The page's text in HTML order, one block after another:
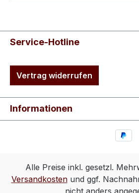
Service-Hotline
Vertrag widerrufen
Informationen
Alle Preise inkl. gesetzl.
Versandkostenund ggf.
nicht anders